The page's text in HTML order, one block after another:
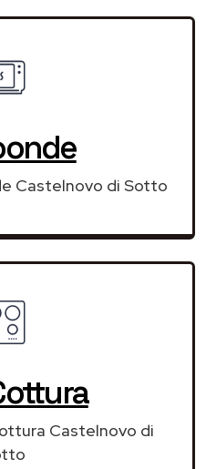
Castelnovo di Sotto
Castelnovo di